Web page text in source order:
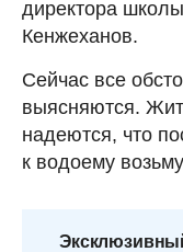
директора
Кенжеханов.
Сейчас все
выясняются.
надеются, что
к водоему